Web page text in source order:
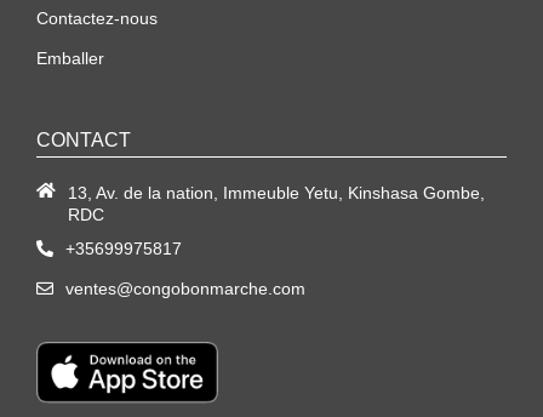
Contactez-nous
Emballer
CONTACT
13, Av. de la nation, Immeuble Yetu, Kinshasa Gombe,
RDC
+35699975817
ventes@congobonmarche.com